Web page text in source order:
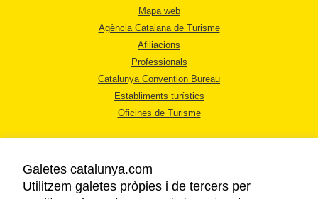
Mapa web
Agència Catalana de Turisme
Afiliacions
Professionals
Catalunya Convention Bureau
Establiments turístics
Oficines de Turisme
Galetes catalunya.com
Utilitzem galetes pròpies i de tercers per